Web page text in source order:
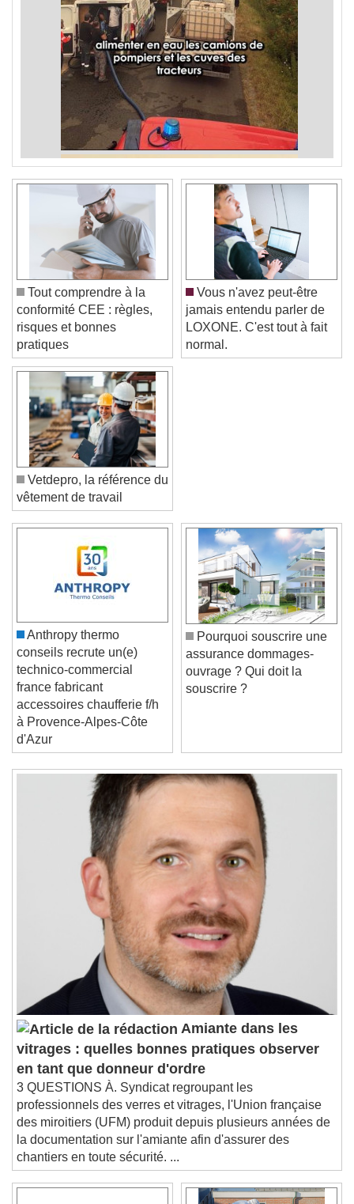
Video Player is loading.
Play
Skip Backward
Skip Forward
Unmute
Current Time0:00
/
Duration-:-
Loaded:0%
Seek to live, currently behind liveLIVE
Remaining Time-0:00
Playback Rate
Chapters
Chapters
Descriptions
descriptions off, selected
Subtitles
subtitles settings
, opens subtitles
settings dialog
subtitles off, selected
Audio Track
Picture-in-Picture
Fullscreen
This is a modal window.
Beginning of dialog window. Escape will cancel
and close the window.
Text
Color Opacity
Text Background
Tout comprendre à la
conformité CEE : règles,
risques et bonnes
pratiques
Vous n'avez peut-être
jamais entendu parler de
LOXONE. C'est tout à fait
normal.
Vetdepro, la référence du
vêtement de travail
Anthropy thermo
conseils recrute un(e)
technico-commercial
france fabricant
accessoires chaufferie f/h
à Provence-Alpes-Côte
d'Azur
Pourquoi souscrire une
assurance dommages-
ouvrage ? Qui doit la
Amiante dans les
vitrages : quelles bonnes pratiques observer
en tant que donneur d'ordre
3 QUESTIONS À. Syndicat regroupant les
professionnels des verres et vitrages, l'Union française
des miroitiers (UFM) produit depuis plusieurs années de
la documentation sur l'amiante afin d'assurer des
chantiers en toute sécurité. ...